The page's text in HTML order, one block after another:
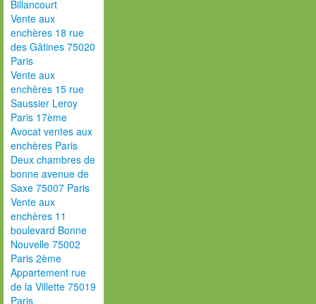
Billancourt
Vente aux
enchères 18 rue
des Gâtines 75020
Paris
Vente aux
enchères 15 rue
Saussier Leroy
Paris 17ème
Avocat ventes aux
enchères Paris
Deux chambres de
bonne avenue de
Saxe 75007 Paris
Vente aux
enchères 11
boulevard Bonne
Nouvelle 75002
Paris 2ème
Appartement rue
de la Villette 75019
Paris